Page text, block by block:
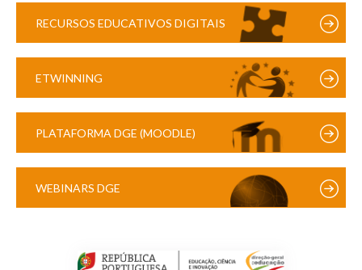
RECURSOS EDUCATIVOS DIGITAIS
ETWINNING
PLATAFORMA DGE (MOODLE)
WEBINARS DGE